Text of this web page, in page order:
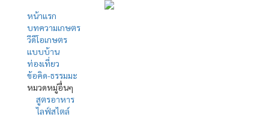
หน้าแรก
บทความเกษตร
วีดีโอเกษตร
แบบบ้าน
ท่องเที่ยว
ข้อคิด-ธรรมมะ
หมวดหมู่อื่นๆ
สูตรอาหาร
ไลฟ์สไตล์